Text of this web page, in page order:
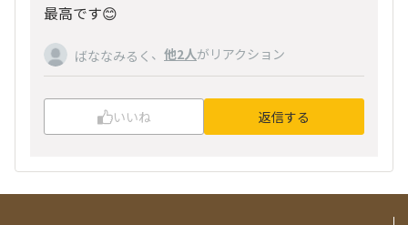
最高です😊
ばななみるく 、 他2人がリアクション
いいね 返信する